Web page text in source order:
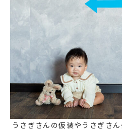
うさぎさんの仮装やうさぎさ